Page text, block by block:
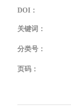
DOI：
关键词：
分类号：
页码：